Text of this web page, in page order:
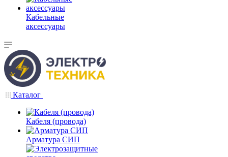
Кабельные
аксессуары
Каталог
Кабеля (провода)
Арматура СИП